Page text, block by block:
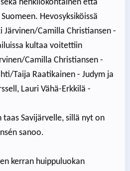
henkilökohtainen että
Hevosyksiköissä
Camilla Christiansen -
kultaa voitettiin
Camilla Christiansen -
Taija Raatikainen - Judym ja
Lauri Vähä-Erkkilä -
taas Savijärvelle, sillä nyt on
sanoo.
kerran huippuluokan